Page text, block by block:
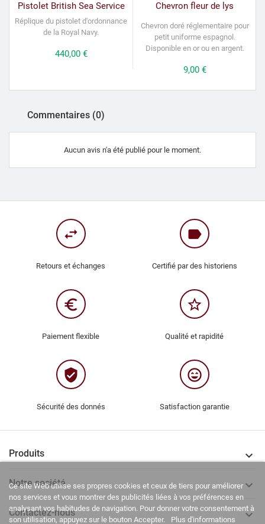
Pistolet British Sea Service
Réplique du pistolet d'ordonnance
de la Royal Navy.
Prix
440,00 €
Chevron fleur de lys
Chevron doré réglementaire pour
petit uniforme espagnol.
Disponible en or ou en argent.
Prix
9,00 €
Commentaires (0)
Aucun avis n'a été publié pour le moment.
swap_horiz
Retours et échanges
label
Certifié par des historiens
euro_symbol
Paiement flexible
star_border
Qualité et rapidité
verified_user
Sécurité des donnés
sentiment_very_satisfied
Satisfaction garantie
Produits 
Notre société 
Contactez-nous 
Ce site Web utilise ses propres cookies et ceux de tiers pour améliorer
nos services et vous montrer des publicités liées à vos préférences en
analysant vos habitudes de navigation. Pour donner votre consentement à
son utilisation, appuyez sur le bouton Accepter.
Plus d'informations